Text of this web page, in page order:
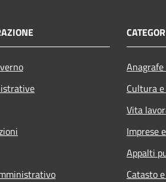
Cultura
Vita
Imprese
Appalti
Catasto